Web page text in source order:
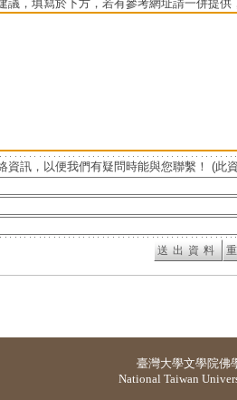
議，填寫於下方，若有參考網址請一併提供
資訊，以便我們有疑問時能與您聯繫！ (此
臺灣大學文學院佛
National Taiwan